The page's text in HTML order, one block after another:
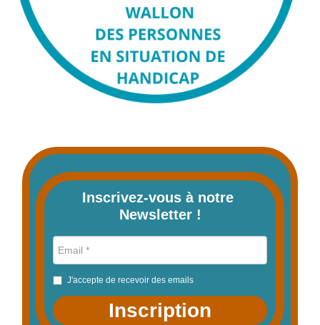
Inscrivez-vous à notre
Newsletter !
J'accepte de recevoir des emails
Inscription